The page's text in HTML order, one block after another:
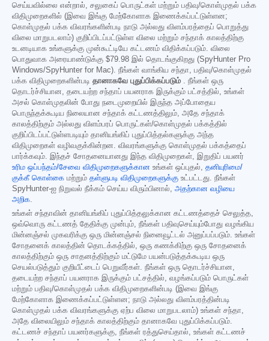
செய்யவில்லை என்றால், சலுகைப் பொருட்கள் மற்றும் பதிவு/கொள்முதல் பக்க
விதிமுறைகளில் (இவை இங்கு மேற்கோளாக இணைக்கப்பட்டுள்ளன;
கொள்முதல் பக்க விவரங்களின்படி நாடு அல்லது விளம்பரத்தைப் பொறுத்து
விலை மாறுபடலாம்) குறிப்பிடப்பட்டுள்ள விலை மற்றும் சந்தாக் காலத்திற்கு
உடனடியாக உங்களுக்கு முன்கூட்டியே கட்டணம் விதிக்கப்படும். விலை
பொதுவாக அரையாண்டுக்கு $79.98 இல் தொடங்குகிறது (SpyHunter Pro
Windows/SpyHunter for Mac). நீங்கள் வாங்கிய சந்தா, பதிவு/கொள்முதல்
பக்க விதிமுறைகளின்படி தானாகவே புதுப்பிக்கப்படும் . நீங்கள் ஒரு
தொடர்ச்சியான, தடையற்ற சந்தாப் பயனராக இருக்கும் பட்சத்தில், உங்கள்
அசல் கொள்முதலின் போது நடைமுறையில் இருந்த அப்போதைய
பொருந்தக்கூடிய நிலையான சந்தாக் கட்டணத்திலும், அதே சந்தாக்
காலத்திற்கும் அல்லது விளம்பரப் பொருட்கள்/கொள்முதல் பக்கத்தில்
குறிப்பிடப்பட்டுள்ளபடியும் தானியங்கிப் புதுப்பித்தல்களுக்கு அந்த
விதிமுறைகள் வழிவகுக்கின்றன. விவரங்களுக்கு கொள்முதல் பக்கத்தைப்
பார்க்கவும். இந்தச் சோதனையானது இந்த விதிமுறைகள், இறுதிப் பயனர்
உரிம ஒப்பந்தம்/சேவை விதிமுறைகளுக்கான உங்கள் ஒப்புதல், தனியுரிமை/
குக்கீ கொள்கை மற்றும் தள்ளுபடி விதிமுறைகளுக்கு உட்பட்டது. நீங்கள்
SpyHunter-ஐ நிறுவல் நீக்கம் செய்ய விரும்பினால், அதற்கான வழியை
அறிக.
உங்கள் சந்தாவின் தானியங்கிப் புதுப்பித்தலுக்கான கட்டணத்தைச் செலுத்த,
ஒவ்வொரு கட்டணத் தேதிக்கு முன்பும், நீங்கள் பதிவுசெய்யும்போது வழங்கிய
மின்னஞ்சல் முகவரிக்கு ஒரு மின்னஞ்சல் நினைவூட்டல் அனுப்பப்படும். உங்கள்
சோதனைக் காலத்தின் தொடக்கத்தில், ஒரு கணக்கிற்கு ஒரு சோதனைக்
காலத்திற்கும் ஒரு சாதனத்திற்கும் மட்டுமே பயன்படுத்தக்கூடிய ஒரு
செயல்படுத்தும் குறியீட்டைப் பெறுவீர்கள். நீங்கள் ஒரு தொடர்ச்சியான,
தடையற்ற சந்தாப் பயனராக இருக்கும் பட்சத்தில், வழங்கப்படும் பொருட்கள்
மற்றும் பதிவு/கொள்முதல் பக்க விதிமுறைகளின்படி (இவை இங்கு
மேற்கோளாக இணைக்கப்பட்டுள்ளன; நாடு அல்லது விளம்பரத்தின்படி
கொள்முதல் பக்க விவரங்களுக்கு ஏற்ப விலை மாறுபடலாம்) உங்கள் சந்தா,
அதே விலையிலும் சந்தாக் காலத்திற்கும் தானாகவே புதுப்பிக்கப்படும்.
கட்டணச் சந்தாப் பயனர்களுக்கு, நீங்கள் ரத்துசெய்தால், உங்கள் கட்டணச்